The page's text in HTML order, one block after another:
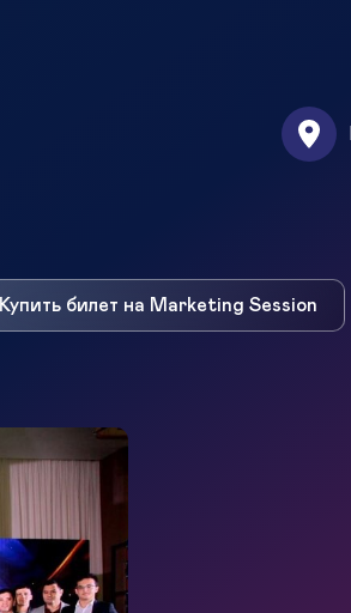
Купить билет на Marketing Session